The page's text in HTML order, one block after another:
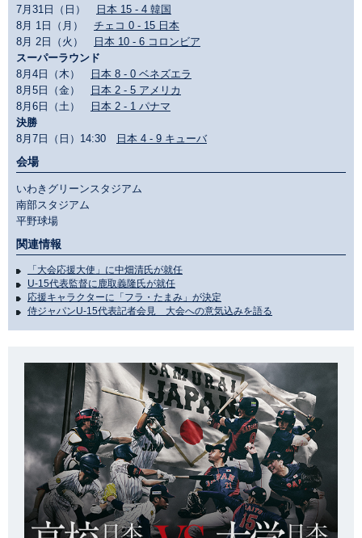
7月31日（日）
日本 15 - 4 韓国
8月 1日（月） チェコ 0 - 15 日本
8月 2日（火）
日本 10 - 6 コロンビア
スーパーラウンド
8月4日（木）
日本 8 - 0 ベネズエラ
8月5日（金）
日本 2 - 5 アメリカ
8月6日（土）
日本 2 - 1 パナマ
決勝
8月7日（日）14:30
日本 4 - 9 キューバ
会場
いわきグリーンスタジアム
南部スタジアム
平野球場
関連情報
「大会応援大使」に中畑清氏が就任
U-15代表監督に鹿取義隆氏が就任
応援キャラクターに「フラ・たまみ」が決定
侍ジャパンU-15代表記者会見 大会への意気込みを語る